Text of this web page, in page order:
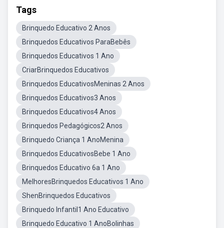
Tags
Brinquedo Educativo 2 Anos
Brinquedos Educativos ParaBebês
Brinquedos Educativos 1 Ano
CriarBrinquedos Educativos
Brinquedos EducativosMeninas 2 Anos
Brinquedos Educativos3 Anos
Brinquedos Educativos4 Anos
Brinquedos Pedagógicos2 Anos
Brinquedo Criança 1 AnoMenina
Brinquedos EducativosBebe 1 Ano
Brinquedos Educativo 6a 1 Ano
MelhoresBrinquedos Educativos 1 Ano
ShenBrinquedos Educativos
Brinquedo Infantil1 Ano Educativo
Brinquedo Educativo 1 AnoBolinhas